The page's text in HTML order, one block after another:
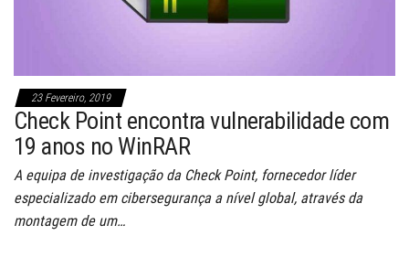
23 Fevereiro, 2019
Check Point encontra vulnerabilidade com
19 anos no WinRAR
A equipa de investigação da Check Point, fornecedor líder
especializado em cibersegurança a nível global, através da
montagem de um…